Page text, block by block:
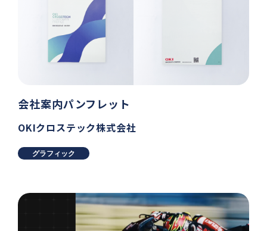
会社案内パンフレット
OKIクロステック株式会社
グラフィック